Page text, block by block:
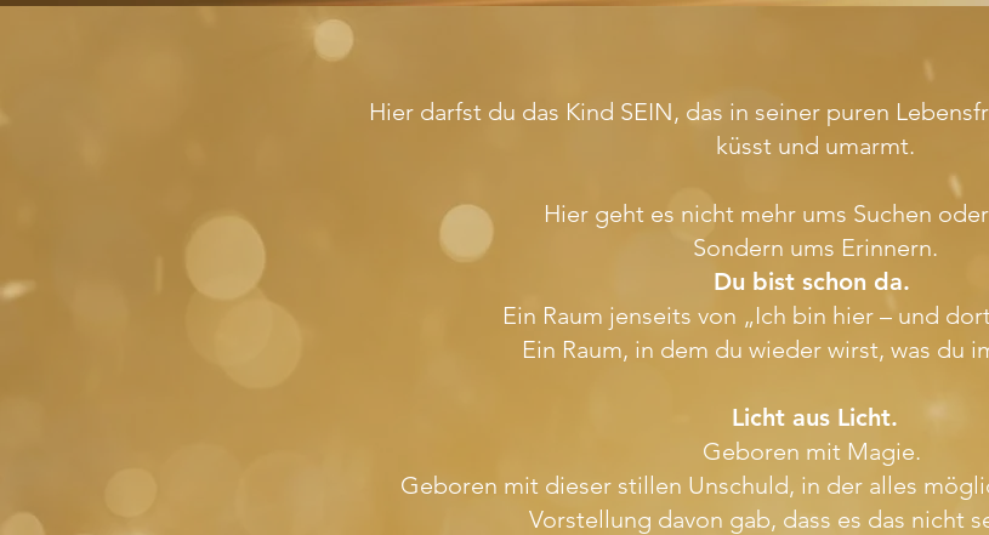
Hier darfst du das Kind SEIN, das in seiner puren
küsst und umarmt.
Hier geht es nicht mehr ums Suchen
Sondern ums Erinnern.
Du bist schon da.
Ein Raum jenseits von „Ich bin hier – und
Ein Raum, in dem du wieder wirst, was du
Licht aus Licht.
Geboren mit Magie.
Geboren mit dieser stillen Unschuld, in der alles
Vorstellung davon gab, dass es das nicht